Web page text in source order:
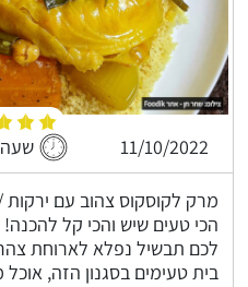
11/10/2022 שעה ו-
מרק לקוסקוס צהוב עם
הכי טעים שיש והכי קל
לכם תבשיל נפלא לארוחת
בית טעימים בסגנון הזה,